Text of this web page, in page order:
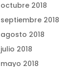
octubre 2018
septiembre 2018
agosto 2018
julio 2018
mayo 2018